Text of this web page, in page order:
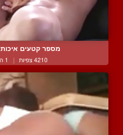
מספר קטעים
4210 צפיות | 1 המלצות